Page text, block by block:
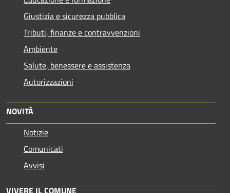
Giustizia e sicurezza pubblica
Tributi, finanze e contravvenzioni
Ambiente
Salute, benessere e assistenza
Autorizzazioni
NOVITÀ
Notizie
Comunicati
Avvisi
VIVERE IL COMUNE